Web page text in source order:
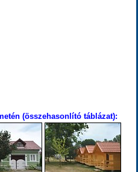
(összehasonlító táblázat):